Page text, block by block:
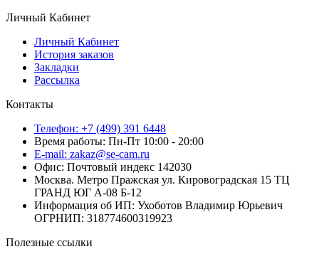
Личный Кабинет
Личный Кабинет
История заказов
Закладки
Рассылка
Контакты
Телефон: +7 (499) 391 6448
Время работы: Пн-Пт 10:00 - 20:00
E-mail: zakaz@se-cam.ru
Офис: Почтовый индекс 142030
Москва. Метро Пражская ул. Кировоградская 15 ТЦ
ГРАНД ЮГ А-08 Б-12
Информация об ИП: Ухоботов Владимир Юрьевич
ОГРНИП: 318774600319923
Полезные ссылки